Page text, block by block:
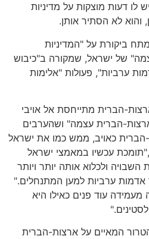
לו דעות מוצקות על מדיניות
והוא לא הסתיר אותן.
ב-2005, הוא מתח ביקורת על "המדיניות
של ישראל, שמקורה ב"כיבוש
ערביות", פעולות "אלימות
ציין ש"ארצות-הברית מתייחסת אל אויבי
ארצות-הברית עצמה" ושהערבים
הברית כאויב, ממש כמו את ישראל
עכשיו במאמצי ישראל
ולכלוא אותה יותר ויותר
אדמות ערביות למען המתנחלים."
עוד פנים כאילו היא
המאיים על ארצות-הברית